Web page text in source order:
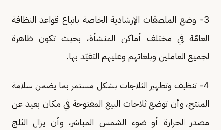
3- وضع الملصقات الإرشادية الخاصة باتباع قواعد النظافة
العامّة في مختلف أماكن المنشأة، بحيث تكون ظاهرة
لجميع العاملين وبلغاتهم وعليهم التقيّد بها.
4- تنظيف وتطهير الثلاجات بشكل مستمر بما يضمن سلامة
المنتج، وأن توضع ثلاجات البيع المفتوحة في مكان بعيد عن
مصدر الحرارة أو ضوء الشمس المباشر، وأن يزال الثلج